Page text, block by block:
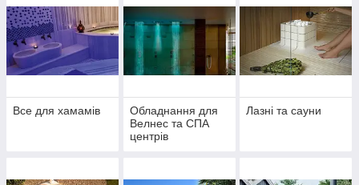
Все для хамамів
Обладнання для
Велнес та СПА
центрів
Лазні та сауни